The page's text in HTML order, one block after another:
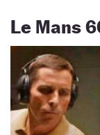
Le Mans